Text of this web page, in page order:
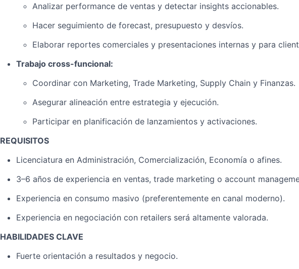
Analizar performance de ventas y detectar insights accionables.
Hacer seguimiento de forecast, presupuesto y desvíos.
Elaborar reportes comerciales y presentaciones internas y para
Trabajo cross-funcional:
Coordinar con Marketing, Trade Marketing, Supply Chain y Finanzas.
Asegurar alineación entre estrategia y ejecución.
Participar en planificación de lanzamientos y activaciones.
REQUISITOS
Licenciatura en Administración, Comercialización, Economía o afines.
3–6 años de experiencia en ventas, trade marketing o account
Experiencia en consumo masivo (preferentemente en canal moderno).
Experiencia en negociación con retailers será altamente valorada.
HABILIDADES CLAVE
Fuerte orientación a resultados y negocio.